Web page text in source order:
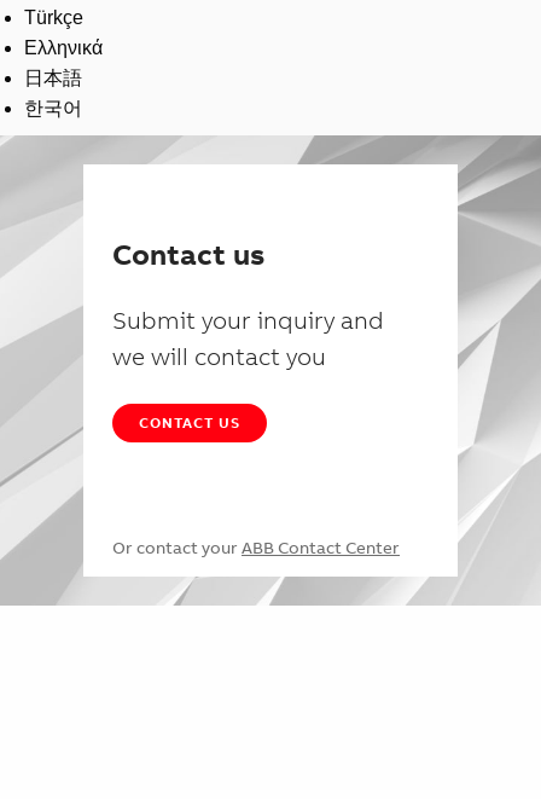
Türkçe
Ελληνικά
日本語
한국어
Contact us
Submit your inquiry and
we will contact you
CONTACT US
Or contact your ABB Contact Center